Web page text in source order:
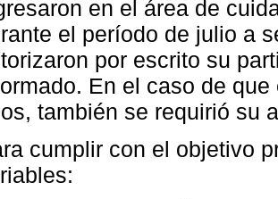
en el área de
el período de julio a
por escrito su
En el caso de
también se requirió su
cumplir con el objetivo